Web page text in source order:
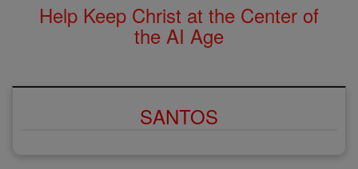
Help Keep Christ at the Center of
the AI Age
SANTOS